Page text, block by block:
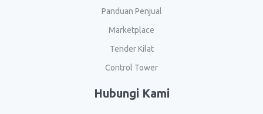
Panduan Penjual
Marketplace
Tender Kilat
Control Tower
Hubungi Kami